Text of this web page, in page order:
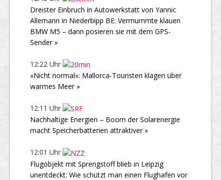
Dreister Einbruch in Autowerkstatt von Yannic
Allemann in Niederbipp BE: Vermummte klauen
BMW M5 – dann posieren sie mit dem GPS-
Sender »
12:22 Uhr
«Nicht normal»: Mallorca-Touristen klagen über
warmes Meer »
12:11 Uhr
Nachhaltige Energien – Boom der Solarenergie
macht Speicherbatterien attraktiver »
12:01 Uhr
Flugobjekt mit Sprengstoff blieb in Leipzig
unentdeckt: Wie schützt man einen Flughafen vor